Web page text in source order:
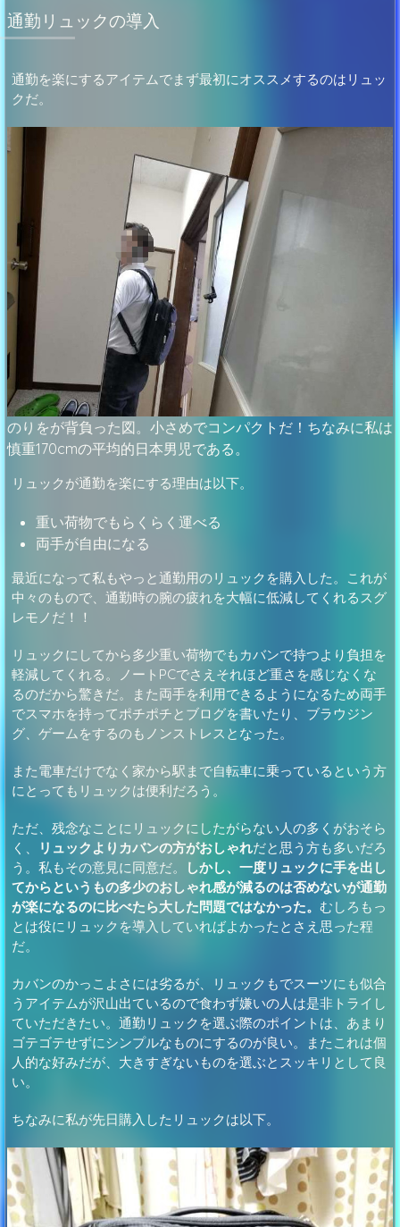
通勤リュックの導入
通勤を楽にするアイテムでまず最初にオススメするのはリュッ
クだ。
のりをが背負った図。小さめでコンパクトだ！ちなみに私は
慎重170cmの平均的日本男児である。
リュックが通勤を楽にする理由は以下。
重い荷物でもらくらく運べる
両手が自由になる
最近になって私もやっと通勤用のリュックを購入した。これが
中々のもので、通勤時の腕の疲れを大幅に低減してくれるスグ
レモノだ！！
リュックにしてから多少重い荷物でもカバンで持つより負担を
軽減してくれる。ノートPCでさえそれほど重さを感じなくな
るのだから驚きだ。また両手を利用できるようになるため両手
でスマホを持ってポチポチとブログを書いたり、ブラウジン
グ、ゲームをするのもノンストレスとなった。
また電車だけでなく家から駅まで自転車に乗っているという方
にとってもリュックは便利だろう。
ただ、残念なことにリュックにしたがらない人の多くがおそら
く、
リュックよりカバンの方がおしゃれだと思う方も多いだろ
う。私もその意見に同意だ。
しかし、一度リュックに手を出し
てからというもの多少のおしゃれ感が減るのは否めないが通勤
が楽になるのに比べたら大した問題ではなかった。 むしろもっ
とは役にリュックを導入していればよかったとさえ思った程
だ。
カバンのかっこよさには劣るが、リュックもでスーツにも似合
うアイテムが沢山出ているので食わず嫌いの人は是非トライし
ていただきたい。通勤リュックを選ぶ際のポイントは、あまり
ゴテゴテせずにシンプルなものにするのが良い。またこれは個
人的な好みだが、大きすぎないものを選ぶとスッキリとして良
い。
ちなみに私が先日購入したリュックは以下。